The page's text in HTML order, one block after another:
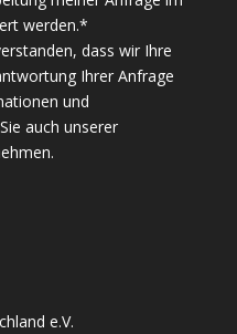
werden.*
dass wir Ihre
Ihrer Anfrage
und
auch unserer
e.V.